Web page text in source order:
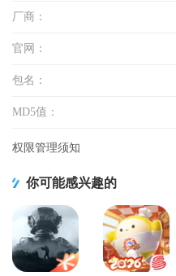
厂商：
官网：
包名：
MD5值：
权限管理须知
你可能感兴趣的